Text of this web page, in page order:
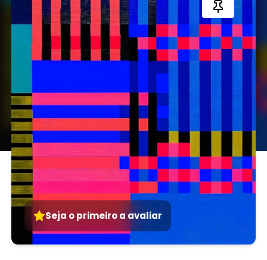
Seja o primeiro a avaliar